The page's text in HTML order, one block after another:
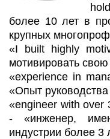
более 10 лет в
крупных
«I built highly
мотивировать
«experience in
«Опыт
«engineer with over
- «инженер,
индустрии более 3